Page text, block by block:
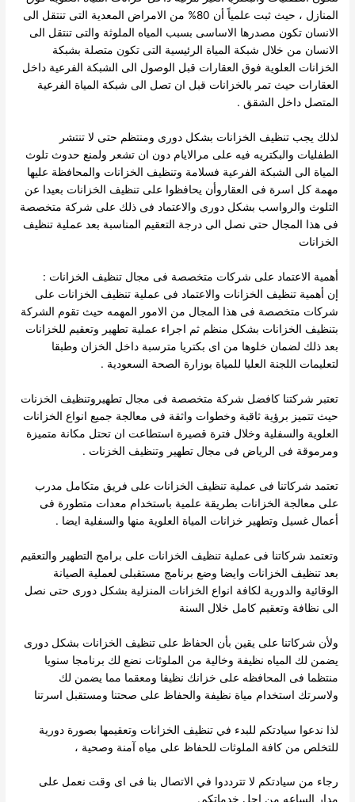
المنازل ، حيث
ثبت علمياً أن 80% من الامراض المعدية التى تنتقل الى
الانسان تكون مصدرها الاساسى بسبب المياه الملوثة والتى تنتقل الى
الانسان من خلال شبكة المياة الرئيسية التى تكون متصلة بشبكة
الخزانات العلوية فوق العقارات قبل الوصول الى الشبكة الفرعية داخل
العقارات حيث تمر بالخزانات قبل ان تصل الى شبكة المياة الفرعية
المتصل داخل الشقق .
لذلك يجب تنظيف الخزانات بشكل دورى ومنتظم حتى لا تنتشر
الطفليات والبكتريه فيه على مرالايام دون ان تشعر ولمنع حدوث تلوث
المياة الى الشبكة الفرعية فسلامة وتنظيف الخزانات والمحافظة عليها
مهمة كل اسرة فى العقاروأن يحافظوا على تنظيف الخزانات بعيدا عن
التلوث والرواسب بشكل دورى والاعتماد فى ذلك على شركة متخصصة
فى هذا المجال حتى نصل الى درجة التعقيم المناسبة بعد عملية تنظيف
الخزانات
أهمية الاعتماد على شركات متخصصة فى مجال تنظيف الخزانات :
إن أهمية تنظيف الخزانات والاعتماد فى عملية تنظيف الخزانات على
شركات متخصصة فى هذا المجال من الامور المهمه حيث تقوم الشركة
بتنظيف الخزانات بشكل منظم ثم اجراء عملية تطهير وتعقيم للخزانات
بعد ذلك لضمان خلوها من اى بكتريا مترسبة داخل الخزان وطبقا
لتعليمات اللجنة العليا للمياة بوزارة الصحة السعودية .
تعتبر شركتنا كافضل شركة متخصصة فى مجال تطهيروتنظيف الخزنات
حيث تتميز برؤية ثاقبة وخطوات واثقة فى معالجة جميع انواع الخزانات
العلوية والسفلية وخلال فترة قصيرة استطاعت ان تحتل مكانة متميزة
ومرموقة فى الرياض فى مجال تطهير وتنظيف الخزنات .
تعتمد شركاتنا فى عملية تنظيف الخزانات على فريق متكامل مدرب
على معالجة الخزانات بطريقة علمية باستخدام معدات متطورة فى
أعمال غسيل وتطهير خزانات المياة العلوية منها والسفلية ايضا .
وتعتمد شركاتنا فى عملية تنظيف الخزانات على برامج التطهير والتعقيم
بعد تنظيف الخزانات وايضا وضع برنامج مستقبلى لعملية الصيانة
الوقائية والدورية لكافة انواع الخزانات المنزلية بشكل دورى حتى نصل
الى نظافة وتعقيم كامل خلال السنة
ولأن شركاتنا على يقين بأن الحفاظ على تنظيف الخزانات بشكل دورى
يضمن لك المياه نظيفة وخالية من الملوثات نضع لك برنامجا سنويا
منتظما فى المحافظه على خزانك نظيفا ومعقما مما يضمن لك
ولاسرتك استخدام مياة نظيفة والحفاظ على صحتنا ومستقبل اسرتنا
لذا ندعوا سيادتكم للبدء في تنظيف الخزانات وتعقيمها بصورة دورية
للتخلص من كافة الملوثات للحفاظ على مياه آمنة وصحية ،
رجاء من سيادتكم لا تترددوا في الاتصال بنا فى اى وقت نعمل على
مدار الساعه من اجل خدماتكم.